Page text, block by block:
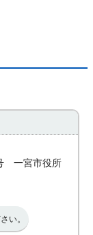
一宮市役所
い。